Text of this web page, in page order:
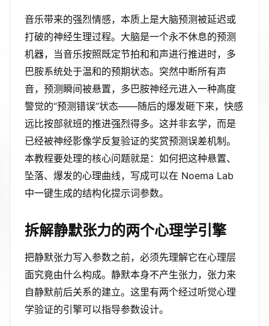
音乐带来的强烈情感，本质上是大脑预测被延迟或
打破的神经生理过程。大脑是一个永不休息的预测
机器，当音乐按照既定节拍和和声进行推进时，多
巴胺系统处于温和的预期状态。突然中断所有声
音，预测瞬间被悬置，多巴胺神经元进入一种高度
警觉的“预测错误”状态——随后的爆发砸下来，快感
远比按部就班的推进强烈得多。这并非玄学，而是
已经被神经影像学反复验证的奖赏预测误差机制。
本教程要处理的核心问题就是：如何把这种悬置、
坠落、爆发的心理曲线，写成可以在 Noema Lab
中一键生成的结构化提示词参数。
拆解静默张力的两个心理学引擎
把静默张力写入参数之前，必须先理解它在心理层
面究竟由什么构成。静默本身不产生张力，张力来
自静默前后关系的建立。这里有两个经过听觉心理
学验证的引擎可以指导参数设计。